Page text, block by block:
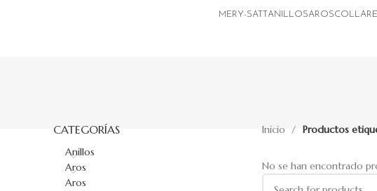
MERY-SATTANILLOSAROS
CATEGORÍAS
Anillos
Aros
Aros
Inicio Productos
No se han encontrado